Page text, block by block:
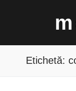
Etichetă: